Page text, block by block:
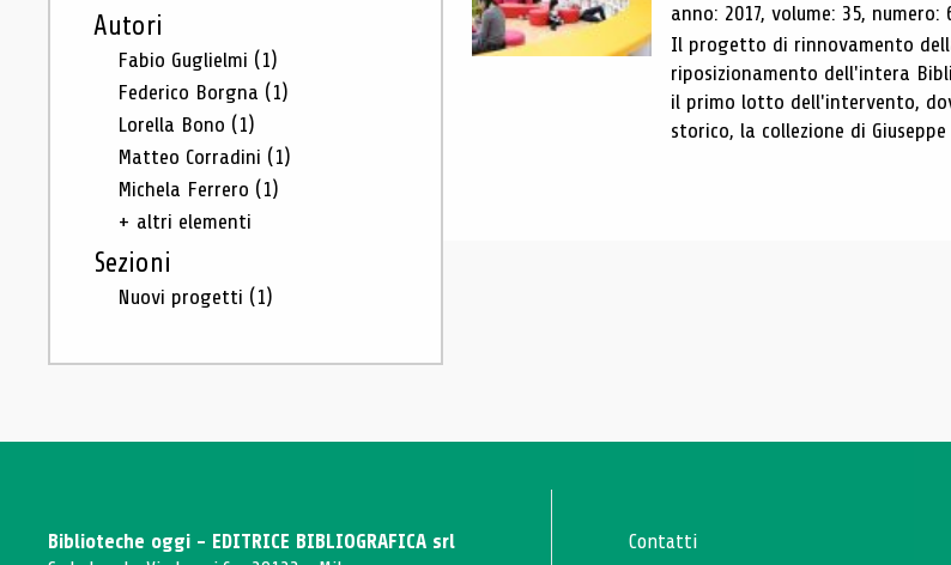
Autori
Fabio Guglielmi (1)
Federico Borgna (1)
Lorella Bono (1)
Matteo Corradini (1)
Michela Ferrero (1)
+ altri elementi
Sezioni
Nuovi progetti (1)
anno: 2017, volume: 35, numero:
Il progetto di rinnovamento
riposizionamento dell'intera
il primo lotto dell'intervento,
storico, la collezione di
Biblioteche oggi - EDITRICE BIBLIOGRAFICA srl
Contatti